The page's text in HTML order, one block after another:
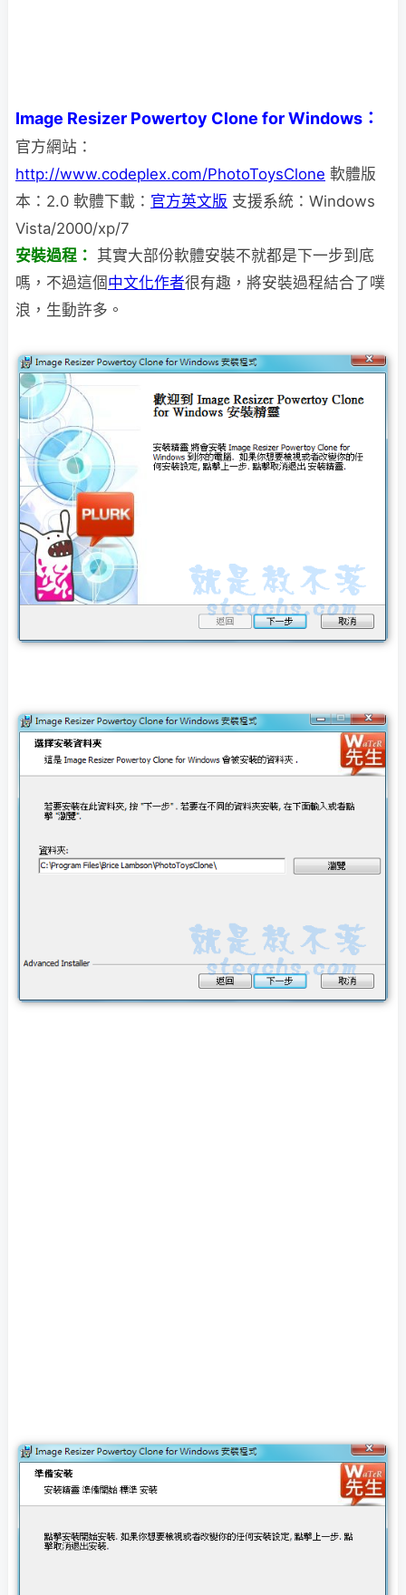
Image Resizer Powertoy Clone for Windows：
官方網站：
http://www.codeplex.com/PhotoToysClone 軟體版
本：2.0 軟體下載： 官方英文版 支援系統：Windows
Vista/2000/xp/7
安裝過程： 其實大部份軟體安裝不就都是下一步到底
嗎，不過這個 中文化作者很有趣，將安裝過程結合了噗
浪，生動許多。